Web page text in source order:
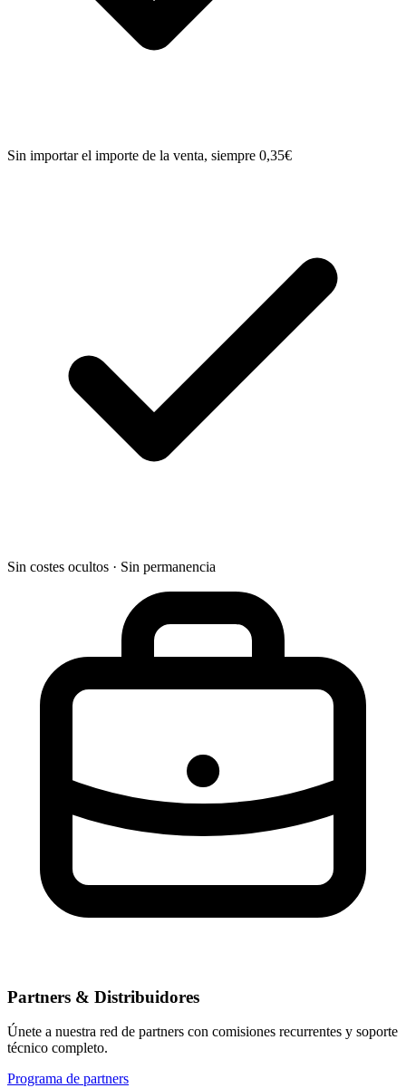
Sin importar el importe de la venta, siempre 0,35€
Sin costes ocultos · Sin permanencia
Partners & Distribuidores
Únete a nuestra red de partners con comisiones recurrentes y soporte
técnico completo.
Programa de partners